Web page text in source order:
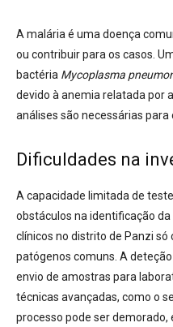
A malária é uma doença
ou contribuir para os casos.
bactéria Mycoplasma
devido à anemia relatada por
análises são necessárias
Dificuldades na
A capacidade limitada de
obstáculos na identificação
clínicos no distrito de Panzi
patógenos comuns. A
envio de amostras para
técnicas avançadas, como o
processo pode ser demorado,